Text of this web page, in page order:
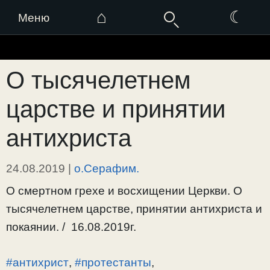
Меню ⌂ ☾
к
содержимому
О тысячелетнем
царстве и принятии
антихриста
24.08.2019 | о.Серафим.
О смертном грехе и восхищении Церкви. О
тысячелетнем царстве, принятии антихриста и
покаянии. / 16.08.2019г.
#антихрист, #протестанты,